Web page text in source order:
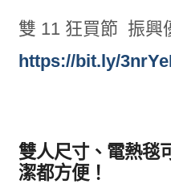
雙 11 狂買節 振興
https://bit.ly/
雙人尺寸、電熱毯
潔都方便！